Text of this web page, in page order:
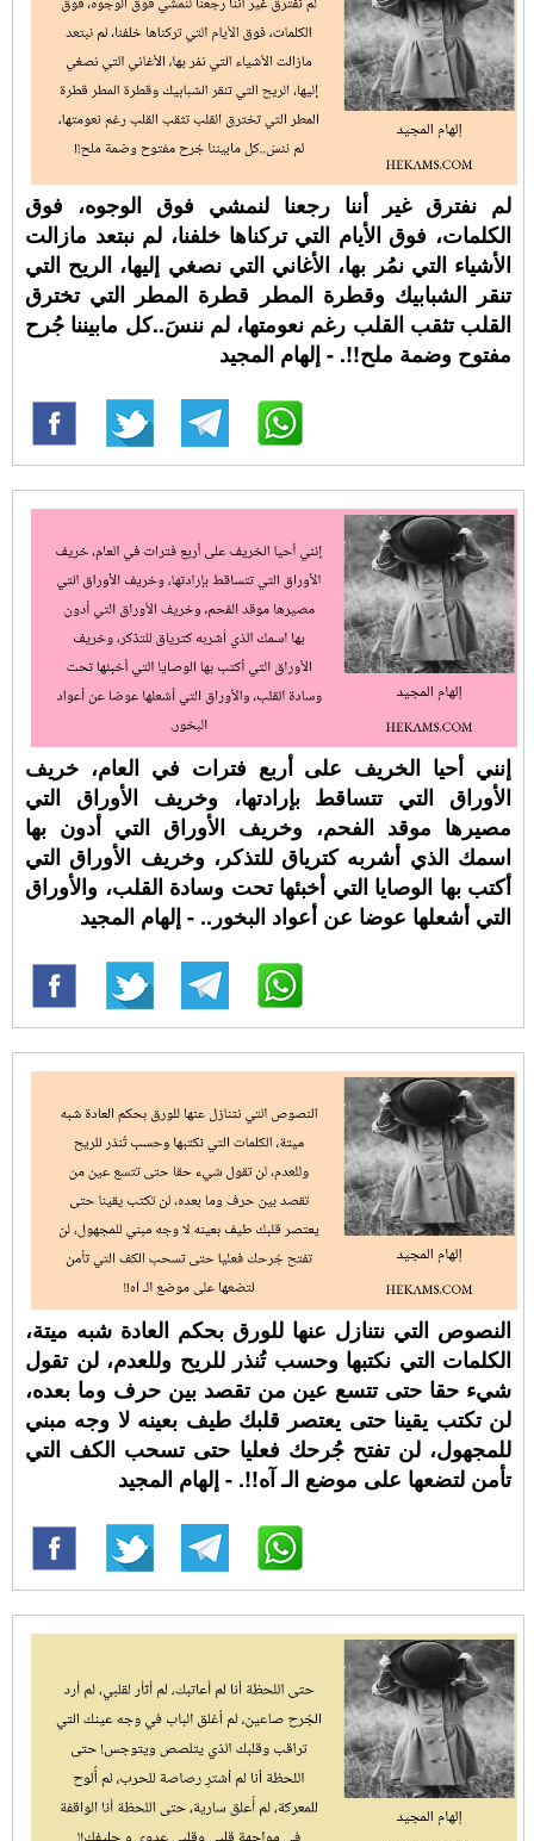
لم نفترق غير أننا رجعنا لنمشي فوق الوجوه، فوق
الكلمات، فوق الأيام التي تركناها خلفنا، لم نبتعد مازالت
الأشياء التي نمُر بها، الأغاني التي نصغي إليها، الريح التي
تنقر الشبابيك وقطرة المطر قطرة المطر التي تخترق
القلب تثقب القلب رغم نعومتها، لم ننسَ..كل مابيننا جُرح
مفتوح وضمة ملح!!. - إلهام المجيد
إنني أحيا الخريف على أربع فترات في العام، خريف
الأوراق التي تتساقط بإرادتها، وخريف الأوراق التي
مصيرها موقد الفحم، وخريف الأوراق التي أدون بها
اسمك الذي أشربه كترياق للتذكر، وخريف الأوراق التي
أكتب بها الوصايا التي أخبئها تحت وسادة القلب، والأوراق
التي أشعلها عوضا عن أعواد البخور.. - إلهام المجيد
النصوص التي نتنازل عنها للورق بحكم العادة شبه ميتة،
الكلمات التي نكتبها وحسب تُنذر للريح وللعدم، لن تقول
شيء حقا حتى تتسع عين من تقصد بين حرف وما بعده،
لن تكتب يقينا حتى يعتصر قلبك طيف بعينه لا وجه مبني
للمجهول، لن تفتح جُرحك فعليا حتى تسحب الكف التي
تأمن لتضعها على موضع الـ آه!!. - إلهام المجيد